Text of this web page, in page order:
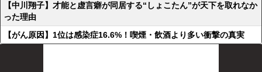
【中川翔子】才能と虚言癖が同居する“しょこたん”が天下を取れなか
った理由
【がん原因】1位は感染症16.6%！喫煙・飲酒より多い衝撃の真実